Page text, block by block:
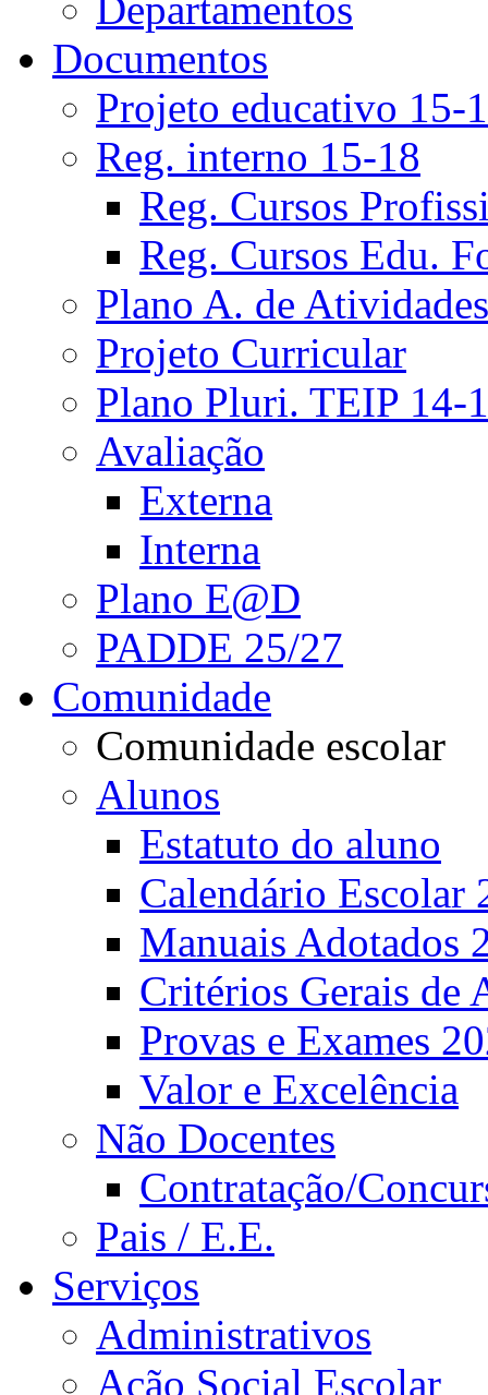
Departamentos
Documentos
Projeto educativo 15-
Reg. interno 15-18
Reg. Cursos
Reg. Cursos Edu.
Plano A. de Atividades
Projeto Curricular
Plano Pluri. TEIP 14-
Avaliação
Externa
Interna
Plano E@D
PADDE 25/27
Comunidade
Comunidade escolar
Alunos
Estatuto do aluno
Calendário Escolar
Manuais Adotados
Critérios Gerais de
Provas e Exames
Valor e Excelência
Não Docentes
Contratação/
Pais / E.E.
Serviços
Administrativos
Ação Social Escolar